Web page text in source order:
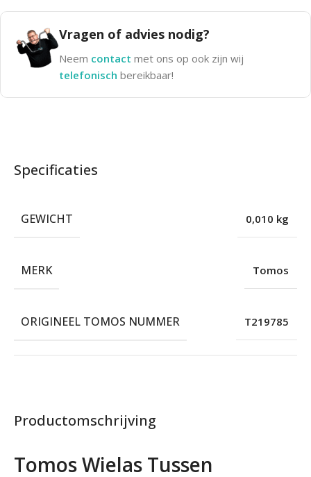
Vragen of advies nodig?
Neem contact met ons op ook zijn wij
telefonisch bereikbaar!
Productomschrijving
Tomos Wielas Tussen
Specificaties
GEWICHT 0,010 kg
MERK Tomos
ORIGINEEL TOMOS NUMMER T219785